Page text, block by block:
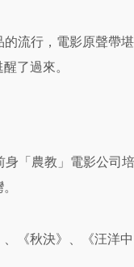
流行，電影原聲帶
了過來。
「農教」電影公司
《秋決》、《汪洋